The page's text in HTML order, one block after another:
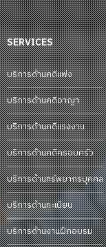
SERVICES
บริการด้านคดีแพ่ง
บริการด้านคดีอาญา
บริการด้านคดีแรงงาน
บริการด้านคดีครอบครัว
บริการด้านทรัพยากรบุคคล
บริการด้านทะเบียน
บริการด้านงานฝึกอบรม